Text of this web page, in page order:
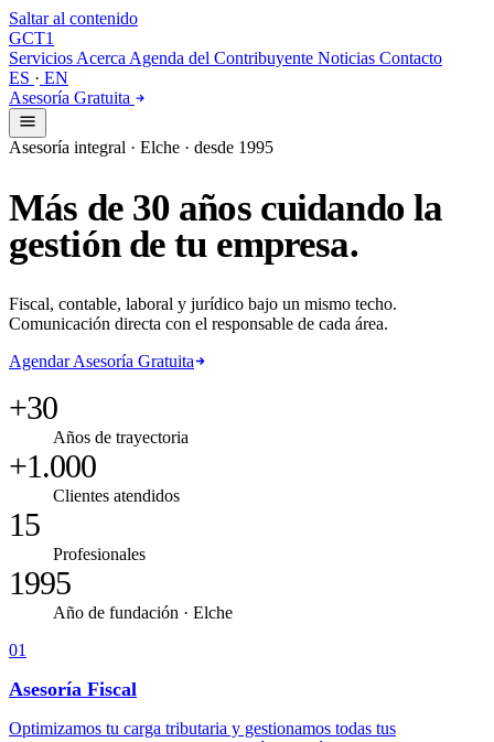
Saltar al contenido
GCT1
Servicios Acerca Agenda del Contribuyente Noticias Contacto
ES · EN
Asesoría Gratuita
Asesoría integral · Elche · desde 1995
Más de 30 años cuidando la
gestión de tu empresa.
Fiscal, contable, laboral y jurídico bajo un mismo techo.
Comunicación directa con el responsable de cada área.
Agendar Asesoría Gratuita
+30
Años de trayectoria
+1.000
Clientes atendidos
15
Profesionales
1995
Año de fundación · Elche
01
Asesoría Fiscal
Optimizamos tu carga tributaria y gestionamos todas tus